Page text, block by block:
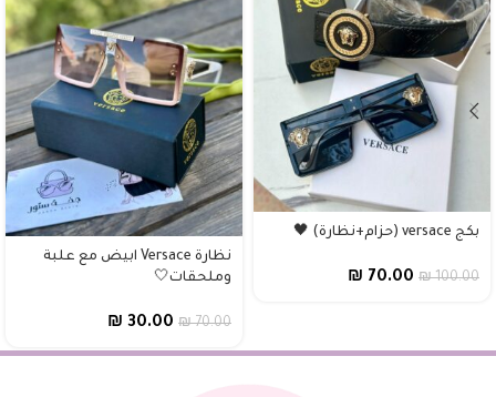
بكج versace (حزام+نظارة) 🖤
₪100.00
₪ 70.00
نظارة Versace ابيض مع علبة
وملحقات🤍
₪70.00
₪ 30.00